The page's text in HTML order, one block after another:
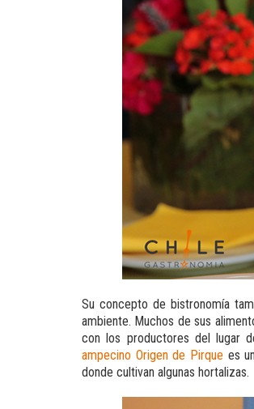
Su concepto de bistronomía
ambiente. Muchos de sus
con los productores del lugar
ampecino Origen de Pirque es
donde cultivan algunas hortalizas.